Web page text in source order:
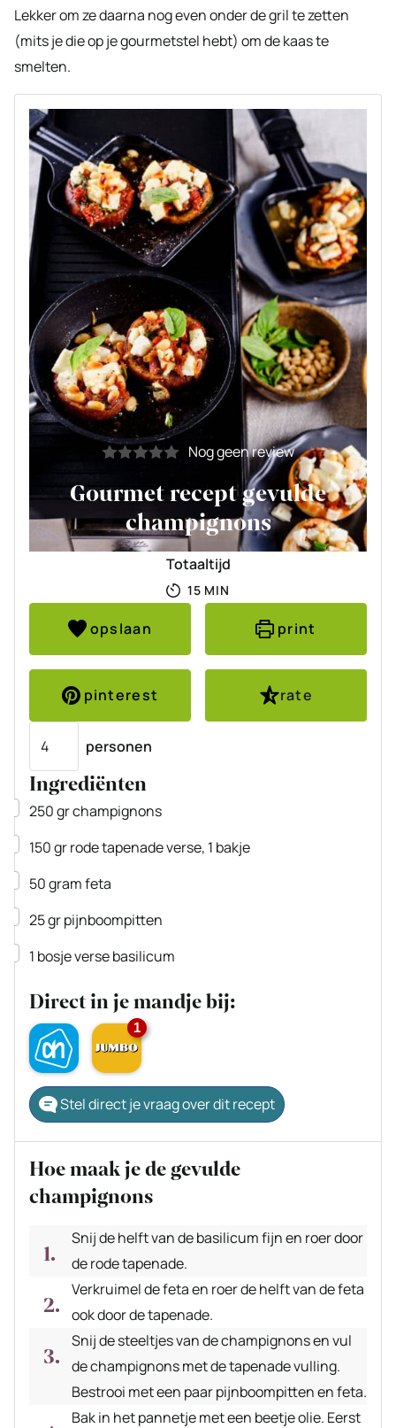
Lekker om ze daarna nog even onder de gril te zetten
(mits je die op je gourmetstel hebt) om de kaas te
smelten.
Nog geen review
Gourmet recept gevulde
champignons
Totaaltijd
15MINUTEN
MIN
opslaan print
pinterest
rate
personen
Ingrediënten
▢
250grchampignons
▢
150grrode tapenadeverse, 1 bakje
▢
50gramfeta
▢
25grpijnboompitten
▢
1 bosjeverse basilicum
Direct in je mandje bij:
1
Stel direct je vraag over dit recept
Hoe maak je de gevulde
champignons
Snij de helft van de basilicum fijn en roer door
de rode tapenade.
Verkruimel de feta en roer de helft van de feta
ook door de tapenade.
Snij de steeltjes van de champignons en vul
de champignons met de tapenade vulling.
Bestrooi met een paar pijnboompitten en feta.
Bak in het pannetje met een beetje olie. Eerst